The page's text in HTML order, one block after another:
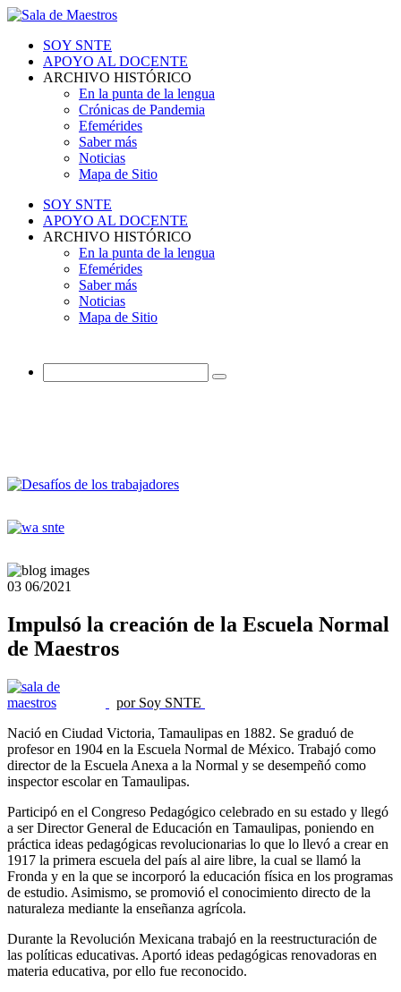
SOY SNTE
APOYO AL DOCENTE
ARCHIVO HISTÓRICO
En la punta de la lengua
Crónicas de Pandemia
Efemérides
Saber más
Noticias
Mapa de Sitio
SOY SNTE
APOYO AL DOCENTE
ARCHIVO HISTÓRICO
En la punta de la lengua
Efemérides
Saber más
Noticias
Mapa de Sitio
03 06/2021
Impulsó la creación de la Escuela Normal
de Maestros
por Soy SNTE
Nació en Ciudad Victoria, Tamaulipas en 1882. Se graduó de
profesor en 1904 en la Escuela Normal de México. Trabajó como
director de la Escuela Anexa a la Normal y se desempeñó como
inspector escolar en Tamaulipas.
Participó en el Congreso Pedagógico celebrado en su estado y llegó
a ser Director General de Educación en Tamaulipas, poniendo en
práctica ideas pedagógicas revolucionarias lo que lo llevó a crear en
1917 la primera escuela del país al aire libre, la cual se llamó la
Fronda y en la que se incorporó la educación física en los programas
de estudio. Asimismo, se promovió el conocimiento directo de la
naturaleza mediante la enseñanza agrícola.
Durante la Revolución Mexicana trabajó en la reestructuración de
las políticas educativas. Aportó ideas pedagógicas renovadoras en
materia educativa, por ello fue reconocido.